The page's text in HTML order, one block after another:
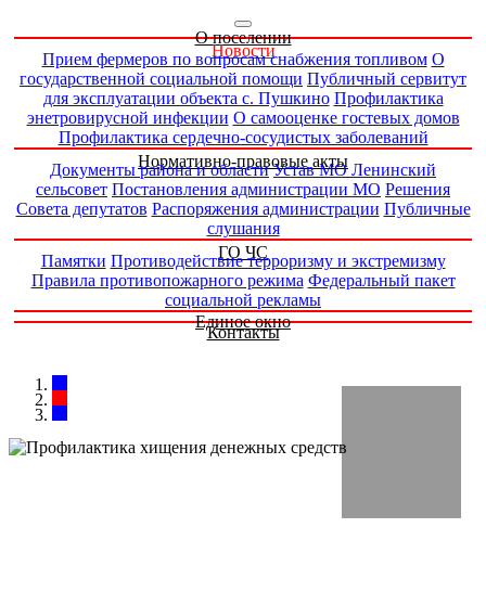
О поселении
Новости
Прием фермеров по вопросам снабжения топливом О
государственной социальной помощи Публичный сервитут
для эксплуатации объекта с. Пушкино Профилактика
энетровирусной инфекции О самооценке гостевых домов
Профилактика сердечно-сосудистых заболеваний
Нормативно-правовые акты
Документы района и области Устав МО Ленинский
сельсовет Постановления администрации МО Решения
Совета депутатов Распоряжения администрации Публичные
слушания
ГО ЧС
Памятки Противодействие терроризму и экстремизму
Правила противопожарного режима Федеральный пакет
социальной рекламы
Единое окно
Контакты